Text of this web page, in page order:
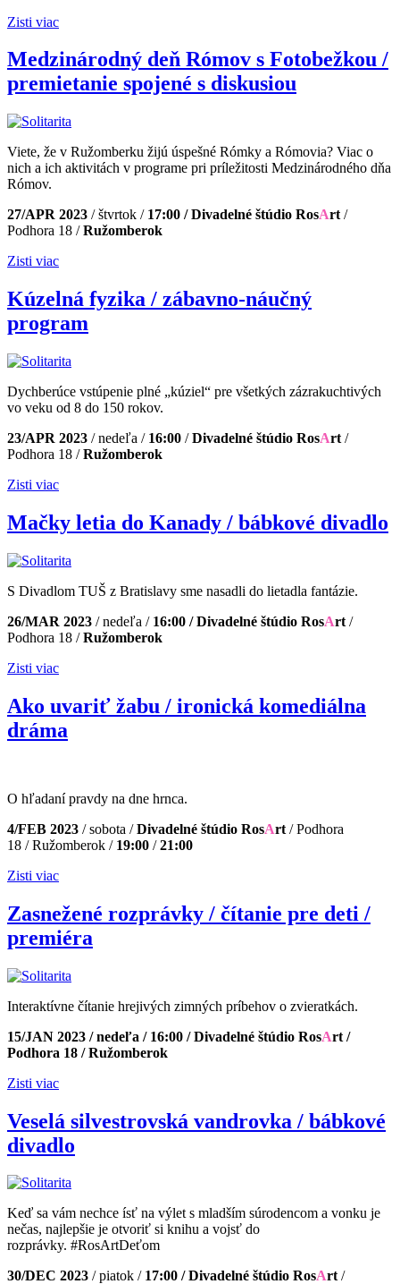
Zisti viac
Medzinárodný deň Rómov s Fotobežkou /
premietanie spojené s diskusiou
Viete, že v Ružomberku žijú úspešné Rómky a Rómovia? Viac o
nich a ich aktivitách v programe pri príležitosti Medzinárodného dňa
Rómov.
27/APR 2023 / štvrtok /17:00 / Divadelné štúdio RosArt /
Podhora 18 /Ružomberok
Zisti viac
Kúzelná fyzika / zábavno-náučný
program
Dychberúce vstúpenie plné „kúziel“ pre všetkých zázrakuchtivých
vo veku od 8 do 150 rokov.
23/APR 2023 / nedeľa / 16:00 /Divadelné štúdio RosArt /
Podhora 18 /Ružomberok
Zisti viac
Mačky letia do Kanady / bábkové divadlo
S Divadlom TUŠ z Bratislavy sme nasadli do lietadla fantázie.
26/MAR 2023 / nedeľa /16:00 / Divadelné štúdio RosArt /
Podhora 18 /Ružomberok
Zisti viac
Ako uvariť žabu / ironická komediálna
dráma
O hľadaní pravdy na dne hrnca.
4/FEB 2023 / sobota /Divadelné štúdio RosArt / Podhora
18 / Ružomberok /19:00 /21:00
Zisti viac
Zasnežené rozprávky / čítanie pre deti /
premiéra
Interaktívne čítanie hrejivých zimných príbehov o zvieratkách.
15/JAN 2023 / nedeľa / 16:00 / Divadelné štúdio RosArt /
Podhora 18 / Ružomberok
Zisti viac
Veselá silvestrovská vandrovka / bábkové
divadlo
Keď sa vám nechce ísť na výlet s mladším súrodencom a vonku je
nečas, najlepšie je otvoriť si knihu a vojsť do
rozprávky. #RosArtDeťom
30/DEC 2023 / piatok /17:00 / Divadelné štúdio RosArt/